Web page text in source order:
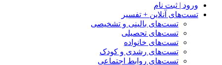
ورود | ثبت نام
تست‌های آنلاین + تفسیر
تست‌های بالینی و تشخیصی
تست‌های تحصیلی
تست‌های خانواده
تست‌های رشدی و کودک
تست‌های روابط اجتماعی